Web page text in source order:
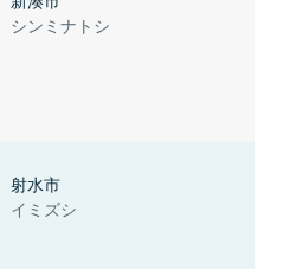
シンミナトシ
射水市
イミズシ